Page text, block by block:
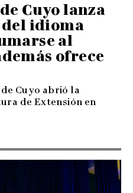
Cuyo lanza
idioma
al
ofrece
Cuyo abrió la
de Extensión en